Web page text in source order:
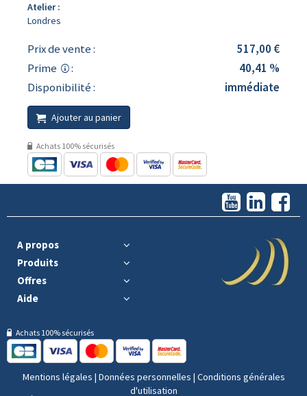
Atelier :
Londres
Prix de vente :
517,00 €
Prime
:
40,41 %
Disponibilité :
immédiate
Ajouter au panier
Achats 100% sécurisés
A propos
Produits
Offres
Aide
Achats 100% sécurisés
Mentions légales | Données personnelles | Conditions générales
d'utilisation